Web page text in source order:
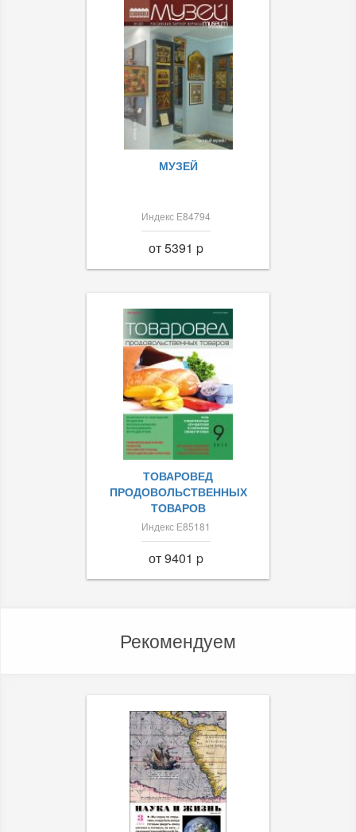
МУЗЕЙ
Индекс Е84794
от 5391 p
ТОВАРОВЕД
ПРОДОВОЛЬСТВЕННЫХ
ТОВАРОВ
Индекс Е85181
от 9401 p
Рекомендуем